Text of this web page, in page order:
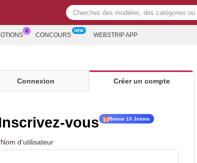
CONCOURS WEBSTRIP APP
Connexion Créer un compte
vous Bonus 10 Jetons
Nom d’utilisateur